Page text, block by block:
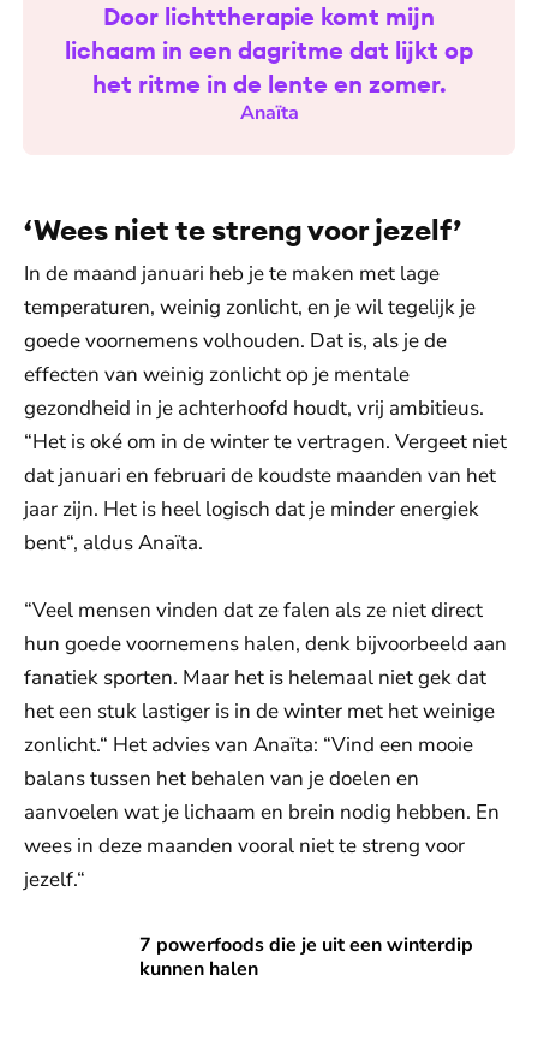
Anaïta
Door lichttherapie komt mijn
lichaam in een dagritme dat lijkt op
het ritme in de lente en zomer.
‘Wees niet te streng voor jezelf’
In de maand januari heb je te maken met lage
temperaturen, weinig zonlicht, en je wil tegelijk je
goede voornemens volhouden. Dat is, als je de
effecten van weinig zonlicht op je mentale
gezondheid in je achterhoofd houdt, vrij ambitieus.
“Het is oké om in de winter te vertragen. Vergeet niet
dat januari en februari de koudste maanden van het
jaar zijn. Het is heel logisch dat je minder energiek
bent“, aldus Anaïta.
“Veel mensen vinden dat ze falen als ze niet direct
hun goede voornemens halen, denk bijvoorbeeld aan
fanatiek sporten. Maar het is helemaal niet gek dat
het een stuk lastiger is in de winter met het weinige
zonlicht.“ Het advies van Anaïta: “Vind een mooie
balans tussen het behalen van je doelen en
aanvoelen wat je lichaam en brein nodig hebben. En
wees in deze maanden vooral niet te streng voor
jezelf.“
7 powerfoods die je uit een winterdip
kunnen halen
7 powerfoods die je uit een winterdip kunnen halen